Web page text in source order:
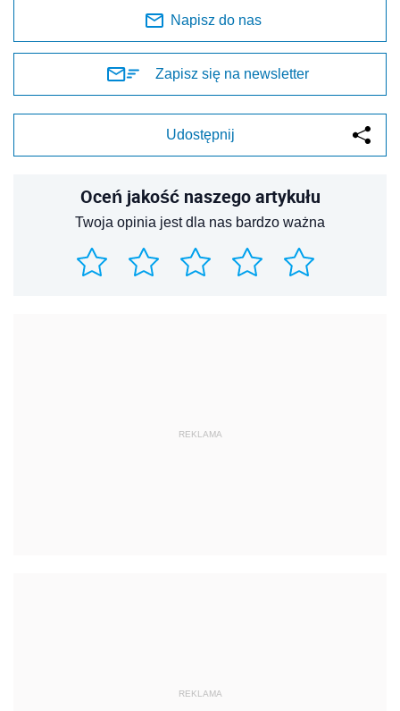
Napisz do nas
Zapisz się na newsletter
Udostępnij
Oceń jakość naszego artykułu
Twoja opinia jest dla nas bardzo ważna
REKLAMA
REKLAMA